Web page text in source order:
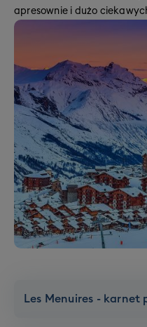
apresownie i dużo
Les Menuires - karnet